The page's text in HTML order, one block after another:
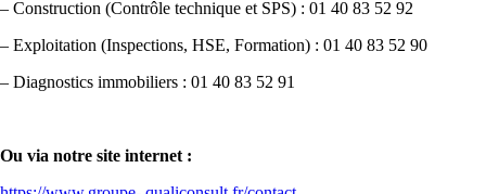
– Construction (Contrôle technique et SPS) : 01 40 83 52 92
– Exploitation (Inspections, HSE, Formation) : 01 40 83 52 90
– Diagnostics immobiliers : 01 40 83 52 91
Ou via notre site internet :